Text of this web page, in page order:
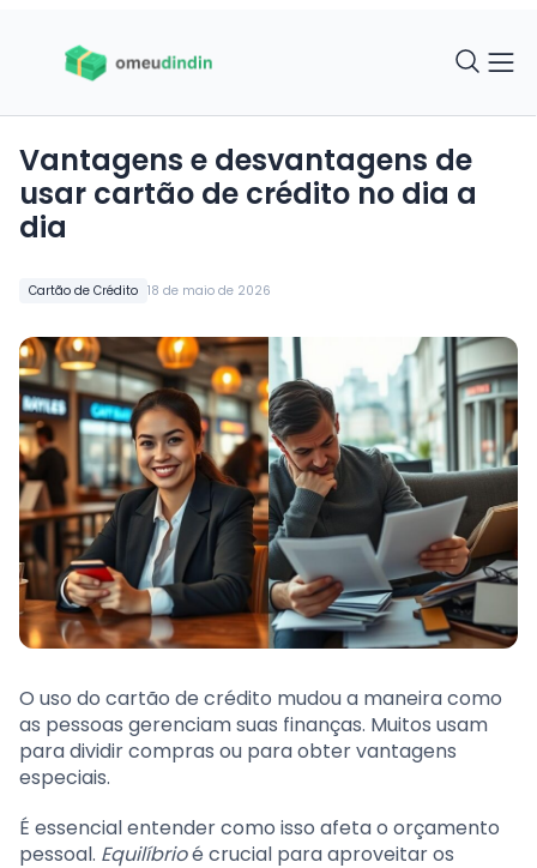
Cartão de Crédito 18 de maio de 2026
Vantagens e desvantagens de
usar cartão de crédito no dia a
dia
O uso do cartão de crédito mudou a maneira como
as pessoas gerenciam suas finanças. Muitos usam
para dividir compras ou para obter vantagens
especiais.
É essencial entender como isso afeta o orçamento
pessoal. Equilíbrioé crucial para aproveitar os